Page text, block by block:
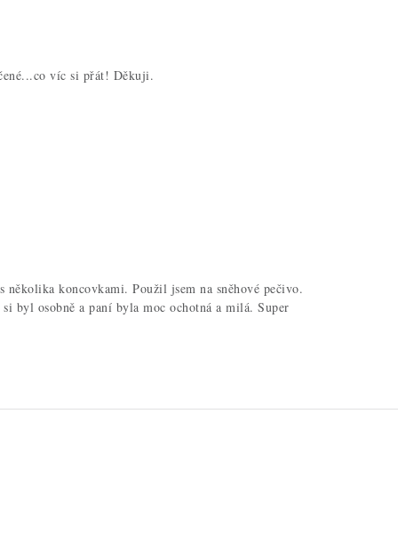
víc si přát! Děkuji.
koncovkami. Použil jsem na sněhové pečivo.
byl osobně a paní byla moc ochotná a milá. Super